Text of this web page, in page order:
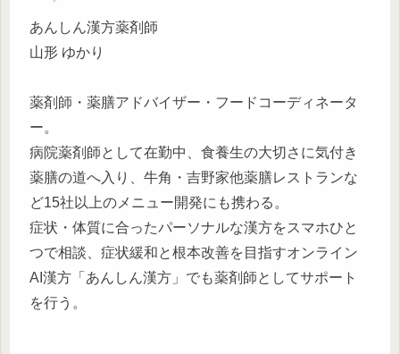
あんしん漢方薬剤師
山形 ゆかり
薬剤師・薬膳アドバイザー・フードコーディネータ
ー。
病院薬剤師として在勤中、食養生の大切さに気付き
薬膳の道へ入り、牛角・吉野家他薬膳レストランな
ど15社以上のメニュー開発にも携わる。
症状・体質に合ったパーソナルな漢方をスマホひと
つで相談、症状緩和と根本改善を目指すオンライン
AI漢方「あんしん漢方」でも薬剤師としてサポート
を行う。